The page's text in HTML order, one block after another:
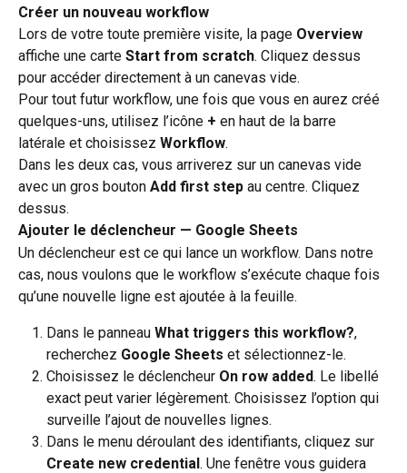
Créer un nouveau workflow
Lors de votre toute première visite, la page Overview
affiche une carte Start from scratch. Cliquez dessus
pour accéder directement à un canevas vide.
Pour tout futur workflow, une fois que vous en aurez créé
quelques-uns, utilisez l’icône + en haut de la barre
latérale et choisissez Workflow.
Dans les deux cas, vous arriverez sur un canevas vide
avec un gros bouton Add first step au centre. Cliquez
dessus.
Ajouter le déclencheur — Google Sheets
Un déclencheur est ce qui lance un workflow. Dans notre
cas, nous voulons que le workflow s’exécute chaque fois
qu’une nouvelle ligne est ajoutée à la feuille.
Dans le panneau What triggers this workflow?,
recherchez Google Sheets et sélectionnez-le.
Choisissez le déclencheur On row added. Le libellé
exact peut varier légèrement. Choisissez l’option qui
surveille l’ajout de nouvelles lignes.
Dans le menu déroulant des identifiants, cliquez sur
Create new credential. Une fenêtre vous guidera